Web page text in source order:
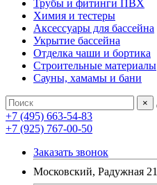
Трубы и фитинги ПВХ
Химия и тестеры
Аксессуары для бассейна
Укрытие бассейна
Отделка чаши и бортика
Строительные материалы
Сауны, хамамы и бани
×
+7 (495) 663-54-83
+7 (925) 767-00-50
Заказать звонок
Московский, Радужная 21